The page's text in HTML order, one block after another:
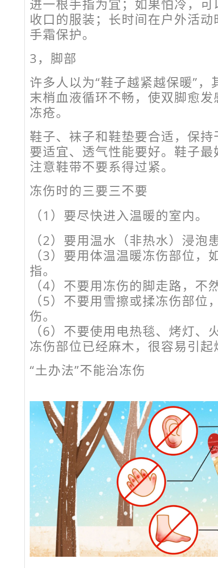
进一根手指为宜；如果怕冷，
收口的服装；长时间在户外活
手霜保护。
3， 脚部
许多人以为“鞋子越紧越保暖”
末梢血液循环不畅，使双脚愈
冻疮。
鞋子、袜子和鞋垫要合适，保
要适宜、透气性能要好。鞋子
注意鞋带不要系得过紧。
冻伤时的三要三不要
（1）要尽快进入温暖的室内。
（2）要用温水（非热水）浸泡
（3）要用体温温暖冻伤部位，
指。
（4）不要用冻伤的脚走路，不
（5）不要用雪擦或揉冻伤部位
伤。
（6）不要使用电热毯、烤灯、
冻伤部位已经麻木，很容易引起
“土办法”不能治冻伤